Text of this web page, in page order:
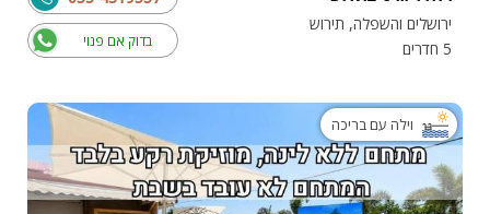
ירושלים והשפלה, תירוש
5 חדרים
בדוק אם פנוי
וילה עם בריכה